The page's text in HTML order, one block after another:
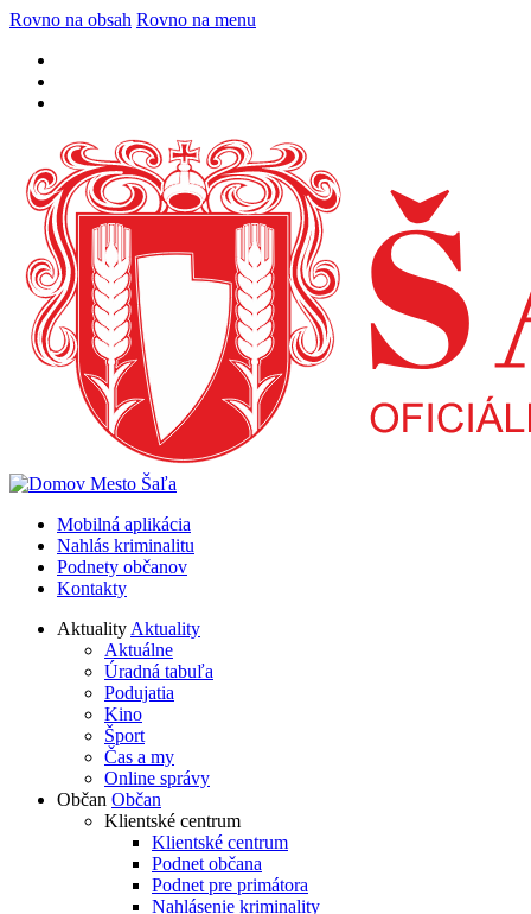
Rovno na obsah Rovno na menu
Mobilná aplikácia
Nahlás kriminalitu
Podnety občanov
Kontakty
AktualityAktuality
Aktuálne
Úradná tabuľa
Podujatia
Kino
Šport
Čas a my
Online správy
Občan Občan
Klientské centrum
Klientské centrum
Podnet občana
Podnet pre primátora
Nahlásenie kriminality